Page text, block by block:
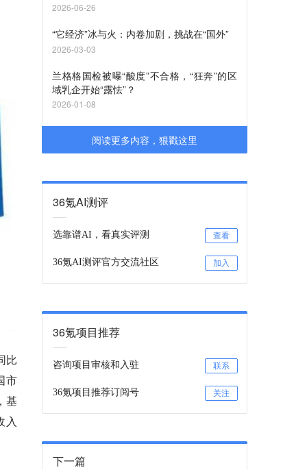
比
市
基
入
2026-06-26
“它经济”冰与火：内卷加剧，挑战在“国外”
2026-03-03
兰格格国检被曝“酸度”不合格，“狂奔”的区
域乳企开始“露怯”？
2026-01-08
阅读更多内容，狠戳这里
36氪AI测评
选靠谱AI，看真实评测 查看
36氪AI测评官方交流社区 加入
36氪项目推荐
咨询项目审核和入驻 联系
36氪项目推荐订阅号 关注
下一篇